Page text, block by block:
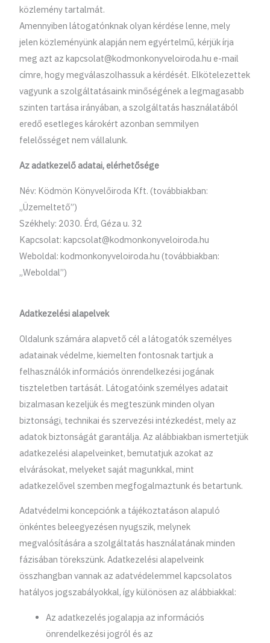
közlemény tartalmát.
Amennyiben látogatónknak olyan kérdése lenne, mely
jelen közleményünk alapján nem egyértelmű, kérjük írja
meg azt azkapcsolat@kodmonkonyveloiroda.hu e-mail
címre, hogy megválaszolhassuk a kérdését. Elkötelezettek
vagyunk a szolgáltatásaink minőségének a legmagasabb
szinten tartása irányában, a szolgáltatás használatából
eredő esetleges károkért azonban semmilyen
felelősséget nem vállalunk.
Az adatkezelő adatai, elérhetősége
Név: Ködmön Könyvelőiroda Kft. (továbbiakban:
„Üzemeltető”)
Székhely: 2030. Érd, Géza u. 32
Kapcsolat:kapcsolat@kodmonkonyveloiroda.hu
Weboldal: kodmonkonyveloiroda.hu (továbbiakban:
„Weboldal”)
Adatkezelési alapelvek
Oldalunk számára alapvető cél a látogatók személyes
adatainak védelme, kiemelten fontosnak tartjuk a
felhasználók információs önrendelkezési jogának
tiszteletben tartását. Látogatóink személyes adatait
bizalmasan kezeljük és megteszünk minden olyan
biztonsági, technikai és szervezési intézkedést, mely az
adatok biztonságát garantálja. Az alábbiakban ismertetjük
adatkezelési alapelveinket, bemutatjuk azokat az
elvárásokat, melyeket saját magunkkal, mint
adatkezelővel szemben megfogalmaztunk és betartunk.
Adatvédelmi koncepciónk a tájékoztatáson alapuló
önkéntes beleegyezésen nyugszik, melynek
megvalósítására a szolgáltatás használatának minden
fázisában törekszünk. Adatkezelési alapelveink
összhangban vannak az adatvédelemmel kapcsolatos
hatályos jogszabályokkal, így különösen az alábbiakkal:
Az adatkezelés jogalapja az információs
önrendelkezési jogról és az